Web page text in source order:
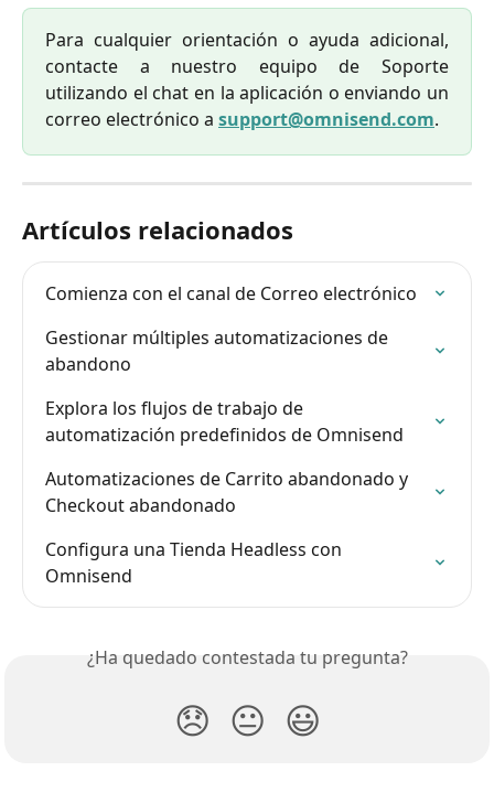
Para cualquier orientación o ayuda adicional,
contacte a nuestro equipo de Soporte
utilizando el chat en la aplicación o enviando un
correo electrónico a support@omnisend.com.
Artículos relacionados
Comienza con el canal de Correo electrónico
Gestionar múltiples automatizaciones de
abandono
Explora los flujos de trabajo de
automatización predefinidos de Omnisend
Automatizaciones de Carrito abandonado y
Checkout abandonado
Configura una Tienda Headless con
Omnisend
¿Ha quedado contestada tu pregunta?
😞 😐 😃